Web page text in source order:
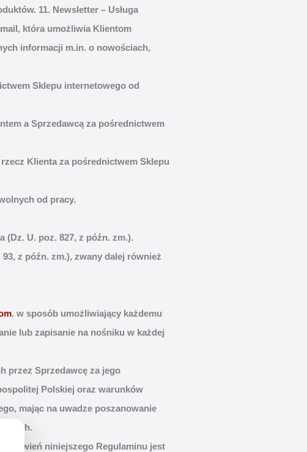
11. Newsletter – Usługa
która umożliwia Klientom
informacji m.in. o nowościach,
Sklepu internetowego od
a Sprzedawcą za pośrednictwem
Klienta za pośrednictwem Sklepu
od pracy.
(Dz. U. poz. 827, z późn. zm.).
z późn. zm.), zwany dalej również
. w sposób umożliwiający każdemu
lub zapisanie na nośniku w każdej
przez Sprzedawcę za jego
Polskiej oraz warunków
mając na uwadze poszanowanie
niniejszego Regulaminu jest